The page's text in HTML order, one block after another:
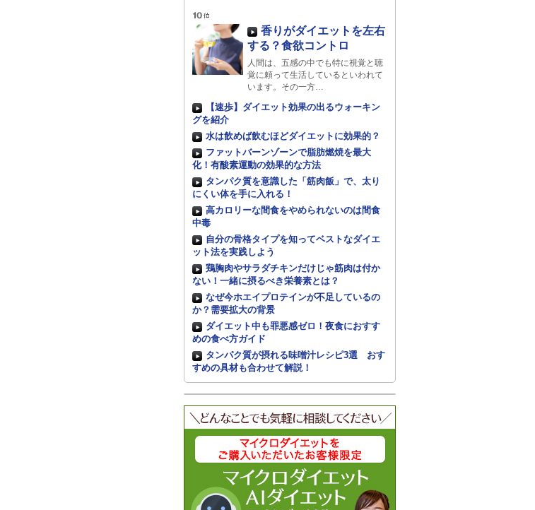
香りがダイエットを左右
する？食欲コントロ
人間は、五感の中でも特に視覚と聴
覚に頼って生活しているといわれて
います。その一方…
【速歩】ダイエット効果の出るウォーキン
グを紹介
水は飲めば飲むほどダイエットに効果的？
ファットバーンゾーンで脂肪燃焼を最大
化！有酸素運動の効果的な方法
タンパク質を意識した「筋肉飯」で、太り
にくい体を手に入れる！
高カロリーな間食をやめられないのは間食
中毒
自分の骨格タイプを知ってベストなダイエ
ット法を実践しよう
鶏胸肉やサラダチキンだけじゃ筋肉は付か
ない！一緒に摂るべき栄養素とは？
なぜ今ホエイプロテインが不足しているの
か？需要拡大の背景
ダイエット中も罪悪感ゼロ！夜食におすす
めの食べ方ガイド
タンパク質が摂れる味噌汁レシピ3選 おす
すめの具材も合わせて解説！